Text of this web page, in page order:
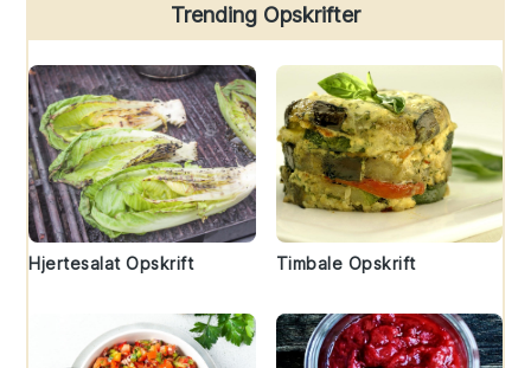
Trending Opskrifter
Hjertesalat Opskrift Timbale Opskrift